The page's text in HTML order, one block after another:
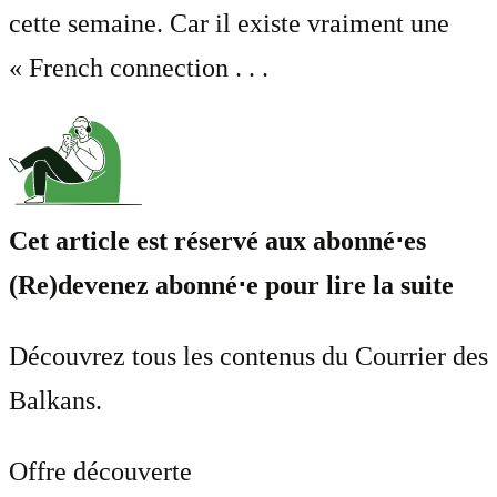
cette semaine. Car il existe vraiment une
« French connection . . .
Cet article est réservé aux abonné⋅es
(Re)devenez abonné⋅e pour lire la suite
Découvrez tous les contenus du Courrier des
Balkans.
Offre découverte